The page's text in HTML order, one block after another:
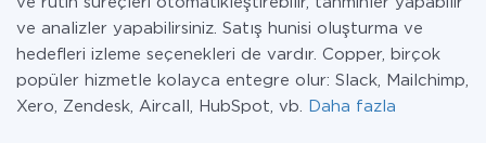
ve analizler yapabilirsiniz. Satış hunisi oluşturma ve
hedefleri izleme seçenekleri de vardır. Copper, birçok
popüler hizmetle kolayca entegre olur: Slack, Mailchimp,
Xero, Zendesk, Aircall, HubSpot, vb.
Daha fazla